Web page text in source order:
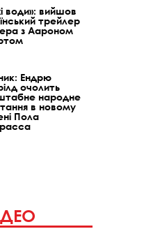
води»: вийшов
трейлер
з Аароном
Ендрю
очолить
народне
в новому
Пола